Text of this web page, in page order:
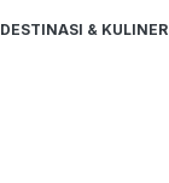
DESTINASI & KULINER